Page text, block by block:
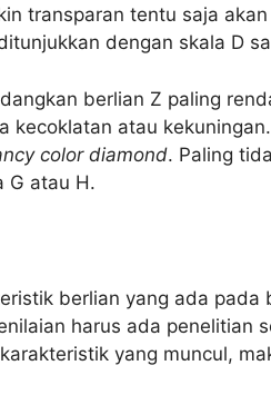
transparan tentu saja
dengan skala D
berlian Z paling
kecoklatan atau
color diamond. Paling
G atau H.
berlian yang ada pada
harus ada penelitian
yang muncul,